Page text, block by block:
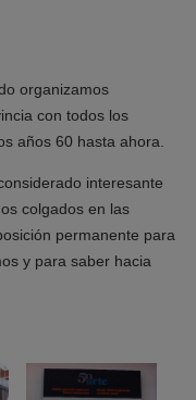
organizamos
con todos los
años 60 hasta ahora.
interesante
colgados en las
permanente para
y para saber hacia